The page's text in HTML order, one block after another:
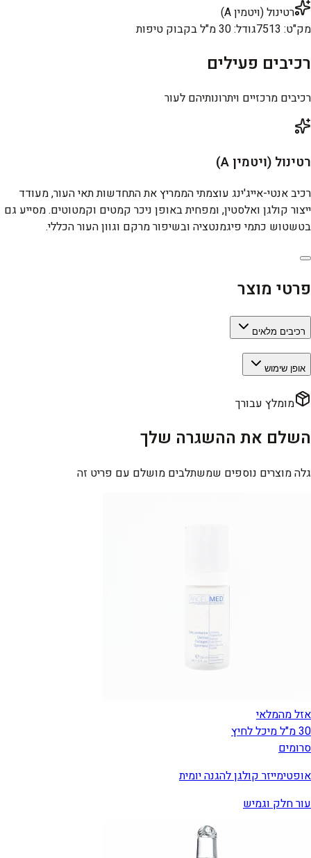
רטינול (ויטמין A)
מק"ט:
7513גודל:30 מ"ל בקבוק טיפות
רכיבים פעילים
רכיבים מרכזיים ויתרונותיהם לעור
רטינול (ויטמין A)
רכיב אנטי-אייג'ינג עוצמתי הממריץ את התחדשות תאי העור, מעודד
ייצור קולגן ואלסטין, ומפחית באופן ניכר קמטים וקמטוטים. מסייע גם
בטשטוש כתמי פיגמנטציה ובשיפור מרקם וגוון העור הכללי.
פרטי מוצר
רכיבים מלאים
אופן שימוש
מומלץ עבורך
השלם את ההשגרה שלך
גלה מוצרים נוספים שמשתלבים מושלם עם פריט זה
אזל מהמלאי
30 מ"ל מיכל לחיץ
סרומים
אופטימייזר קולגן להגנה יומית
עור חלק וגמיש